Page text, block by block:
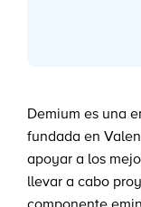
Demium es una
fundada en
apoyar a los
llevar a cabo